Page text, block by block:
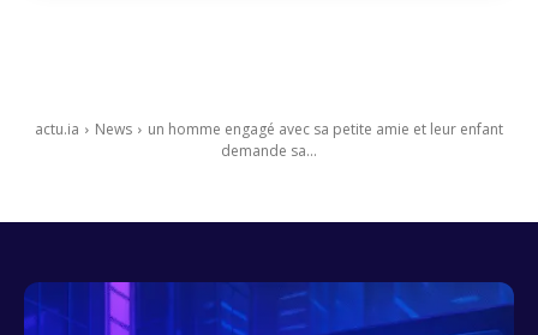
actu.ia News
un homme engagé avec sa petite amie et leur enfant
demande sa...